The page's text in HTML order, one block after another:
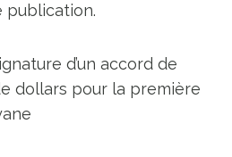
publication.
d’un accord de
dollars pour la première